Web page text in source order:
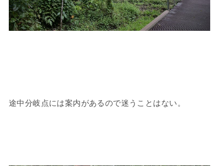
途中分岐点には案内があるので迷うことはない。